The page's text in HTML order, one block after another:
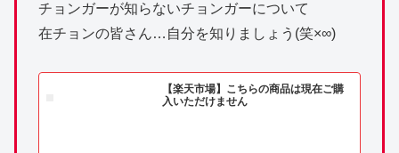
チョンガーが知らないチョンガーについて
在チョンの皆さん…自分を知りましょう(笑×∞)
【楽天市場】こちらの商品は現在ご購
入いただけません